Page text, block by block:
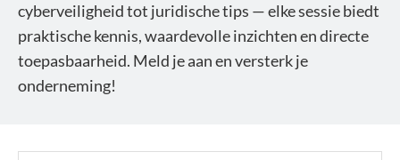
cyberveiligheid tot juridische tips — elke sessie biedt
praktische kennis, waardevolle inzichten en directe
toepasbaarheid. Meld je aan en versterk je
onderneming!